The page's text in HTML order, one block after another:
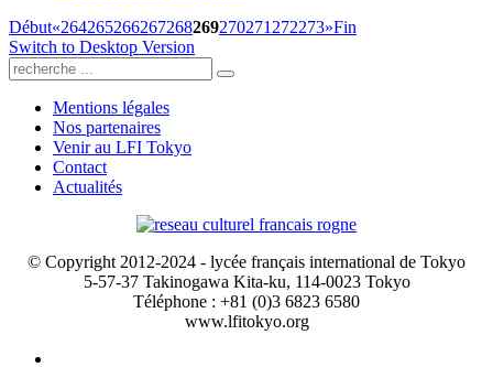
Début«264265266267268269270271 272273»Fin
Switch to Desktop Version
Mentions légales
Nos partenaires
Venir au LFI Tokyo
Contact
Actualités
© Copyright 2012-2024 - lycée français international de Tokyo
5-57-37 Takinogawa Kita-ku, 114-0023 Tokyo
Téléphone : +81 (0)3 6823 6580
www.lfitokyo.org